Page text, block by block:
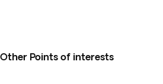
Other Points of interests